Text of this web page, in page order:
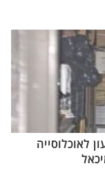
לאוכלוסייה